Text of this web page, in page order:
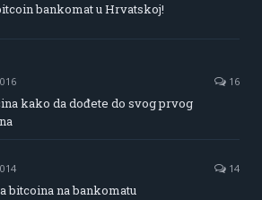
bankomat u Hrvatskoj!
16
kako da dođete do svog prvog
14
bitcoina na bankomatu